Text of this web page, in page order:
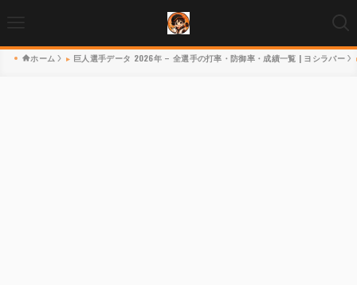
ホーム 巨人選手データ 2026年 – 全選手の打率・防御率・成績一覧 | ヨシラバー